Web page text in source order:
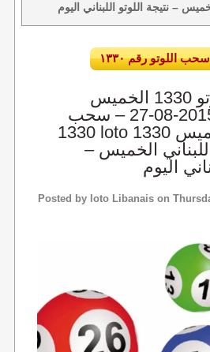
– نتيجة اللوتو اللبناني اليوم
نتائج سحب اللوتو 1330 الخميس
2015-08-27 – سحب zeed زيد loto
1330 loto 1330 نتيجة اللوتو الخميس
الخميس –
اليوم
Posted by loto Libanaison